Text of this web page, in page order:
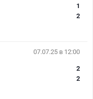
1
2
07.07.25 в 12:00
2
2